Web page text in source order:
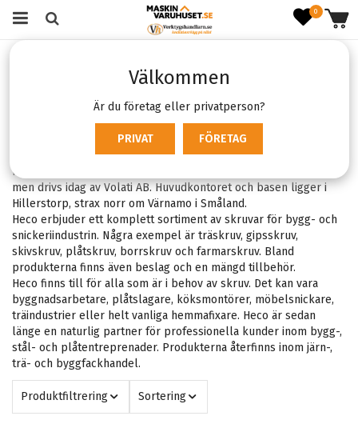
0
Välkommen
Är du företag eller privatperson?
PRIVAT FÖRETAG
Heco grundades 1989 av Ronnie Gustavsson och Owe Klippel
men drivs idag av Volati AB. Huvudkontoret och basen ligger i
Hillerstorp, strax norr om Värnamo i Småland.
Heco erbjuder ett komplett sortiment av skruvar för bygg- och
snickeriindustrin. Några exempel är träskruv, gipsskruv,
skivskruv, plåtskruv, borrskruv och farmarskruv. Bland
produkterna finns även beslag och en mängd tillbehör.
Heco finns till för alla som är i behov av skruv. Det kan vara
byggnadsarbetare, plåtslagare, köksmontörer, möbelsnickare,
träindustrier eller helt vanliga hemmafixare. Heco är sedan
länge en naturlig partner för professionella kunder inom bygg-,
stål- och plåtentreprenader. Produkterna återfinns inom järn-,
trä- och byggfackhandel.
Produktfiltrering Sortering